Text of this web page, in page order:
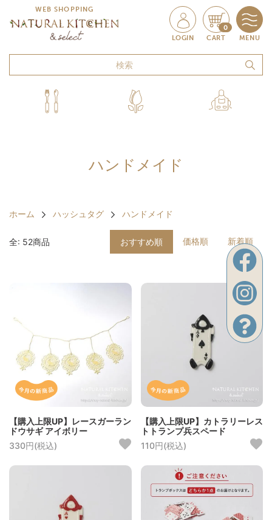
WEB SHOPPING
LOGIN
0
CART MENU
ハンドメイド
ホーム ハッシュタグ ハンドメイド
全: 52商品 おすすめ順 価格順 新着順
【購入上限UP】レースガーラン
ドウサギ アイボリー
330円(税込)
【購入上限UP】カトラリーレス
トトランプ兵スペード
110円(税込)